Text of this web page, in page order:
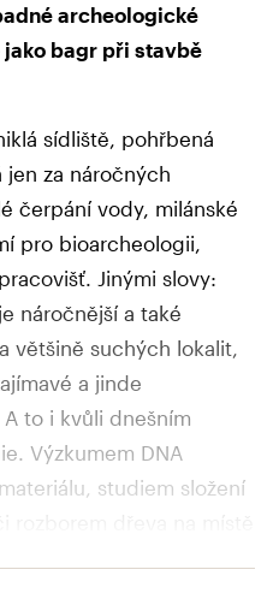
archeologické
bagr při stavbě
sídliště, pohřbená
za náročných
čerpání vody, milánské
pro bioarcheologii,
Jinými slovy:
náročnější a také
většině suchých lokalit,
a jinde
to i kvůli dnešním
Výzkumem DNA
studiem složení